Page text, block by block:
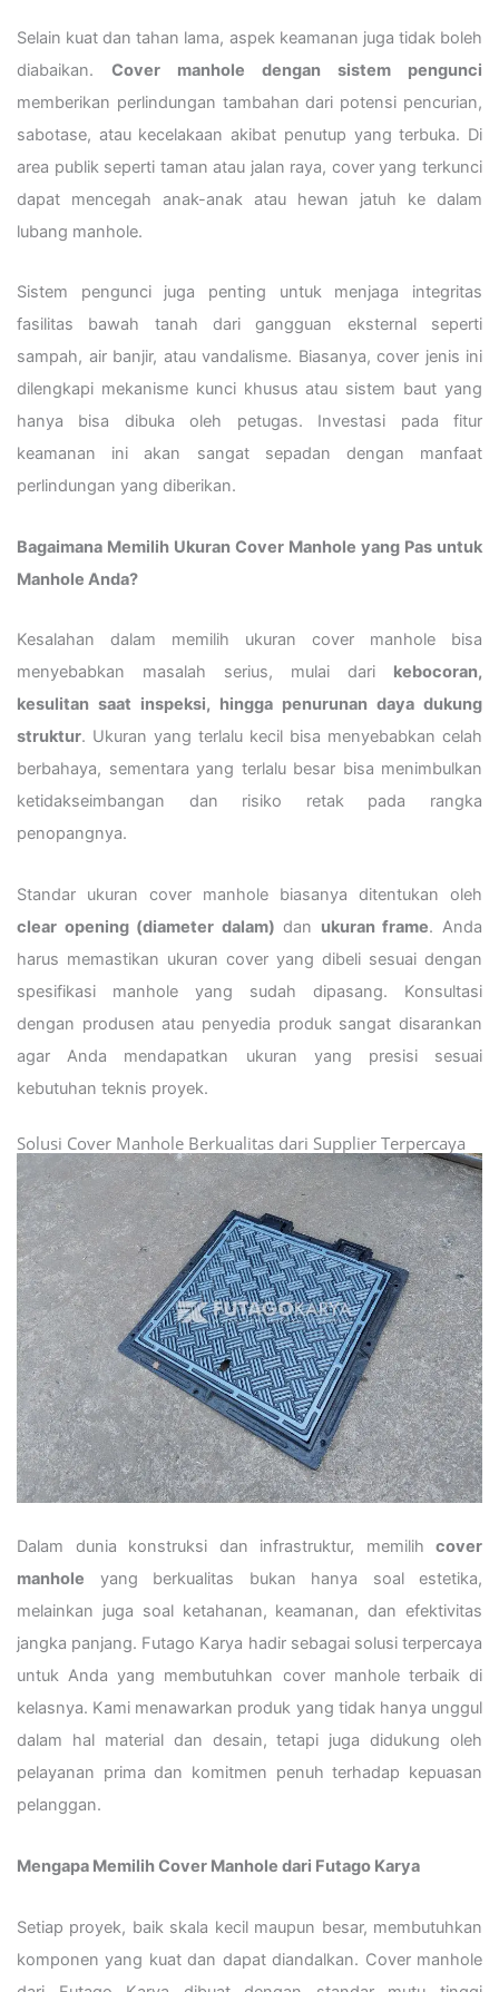
Selain kuat dan tahan lama, aspek keamanan juga tidak boleh
diabaikan. Cover manhole dengan sistem pengunci
memberikan perlindungan tambahan dari potensi pencurian,
sabotase, atau kecelakaan akibat penutup yang terbuka. Di
area publik seperti taman atau jalan raya, cover yang terkunci
dapat mencegah anak-anak atau hewan jatuh ke dalam
lubang manhole.
Sistem pengunci juga penting untuk menjaga integritas
fasilitas bawah tanah dari gangguan eksternal seperti
sampah, air banjir, atau vandalisme. Biasanya, cover jenis ini
dilengkapi mekanisme kunci khusus atau sistem baut yang
hanya bisa dibuka oleh petugas. Investasi pada fitur
keamanan ini akan sangat sepadan dengan manfaat
perlindungan yang diberikan.
Bagaimana Memilih Ukuran Cover Manhole yang Pas untuk
Manhole Anda?
Kesalahan dalam memilih ukuran cover manhole bisa
menyebabkan masalah serius, mulai dari kebocoran,
kesulitan saat inspeksi, hingga penurunan daya dukung
struktur. Ukuran yang terlalu kecil bisa menyebabkan celah
berbahaya, sementara yang terlalu besar bisa menimbulkan
ketidakseimbangan dan risiko retak pada rangka
penopangnya.
Standar ukuran cover manhole biasanya ditentukan oleh
clear opening (diameter dalam) dan ukuran frame. Anda
harus memastikan ukuran cover yang dibeli sesuai dengan
spesifikasi manhole yang sudah dipasang. Konsultasi
dengan produsen atau penyedia produk sangat disarankan
agar Anda mendapatkan ukuran yang presisi sesuai
kebutuhan teknis proyek.
Solusi Cover Manhole Berkualitas dari Supplier Terpercaya
Dalam dunia konstruksi dan infrastruktur, memilih cover
manhole yang berkualitas bukan hanya soal estetika,
melainkan juga soal ketahanan, keamanan, dan efektivitas
jangka panjang. Futago Karya hadir sebagai solusi terpercaya
untuk Anda yang membutuhkan cover manhole terbaik di
kelasnya. Kami menawarkan produk yang tidak hanya unggul
dalam hal material dan desain, tetapi juga didukung oleh
pelayanan prima dan komitmen penuh terhadap kepuasan
pelanggan.
Mengapa Memilih Cover Manhole dari Futago Karya
Setiap proyek, baik skala kecil maupun besar, membutuhkan
komponen yang kuat dan dapat diandalkan. Cover manhole